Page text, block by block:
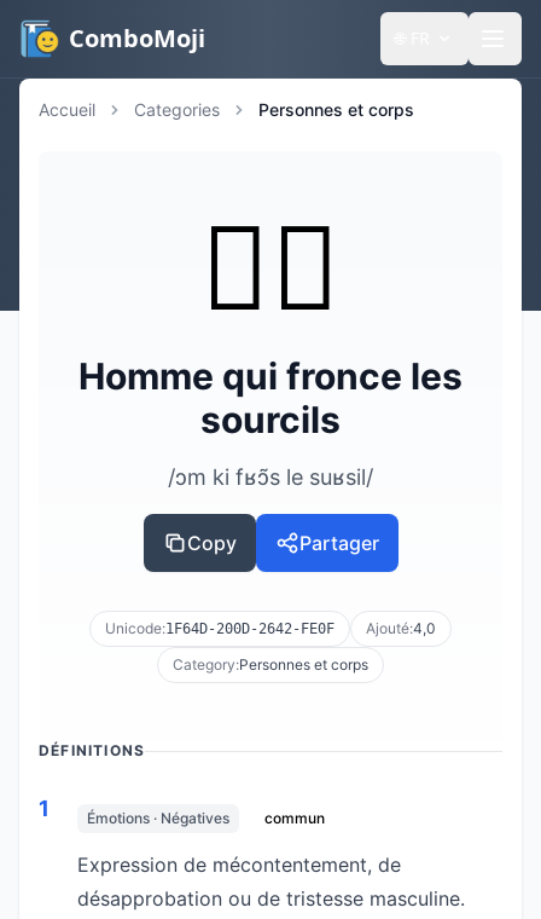
ComboMoji
Accueil Categories Personnes et corps
🙍‍♂️
Homme qui fronce les
sourcils
/ɔm ki fʁɔ̃s le suʁsil/
Copy Partager
Unicode:1F64D-200D-2642-FE0F Ajouté:4,0
Category:Personnes et corps
DÉFINITIONS
1 Émotions · Négatives commun
Expression de mécontentement, de
désapprobation ou de tristesse masculine.